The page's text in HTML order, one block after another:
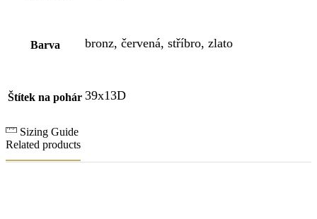
Barva bronz, červená, stříbro, zlato
Štítek na pohár 39x13D
Sizing Guide
Related products